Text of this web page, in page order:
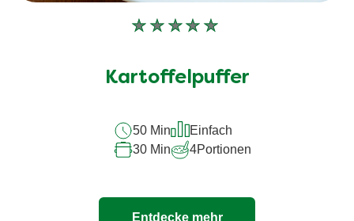
Keine
für
recipe
abgegeben
Kartoffelpuffer
50 Min
Einfach
30 Min
4Portionen
Entdecke mehr